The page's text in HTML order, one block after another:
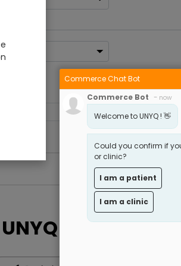
App
Commerce Chat Bot
Commerce Bot - now
Welcome to UNYQ ! 👋
Could you confirm if
or clinic?
I am a patient
I am a clinic